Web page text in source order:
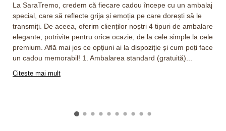
La SaraTremo, credem că fiecare cadou începe cu un ambalaj
special, care să reflecte grija și emoția pe care dorești să le
transmiți. De aceea, oferim clienților noștri 4 tipuri de ambalare
elegante, potrivite pentru orice ocazie, de la cele simple la cele
premium. Află mai jos ce opțiuni ai la dispoziție și cum poți face
un cadou memorabil! 1. Ambalarea standard (gratuită)...
Citeste mai mult